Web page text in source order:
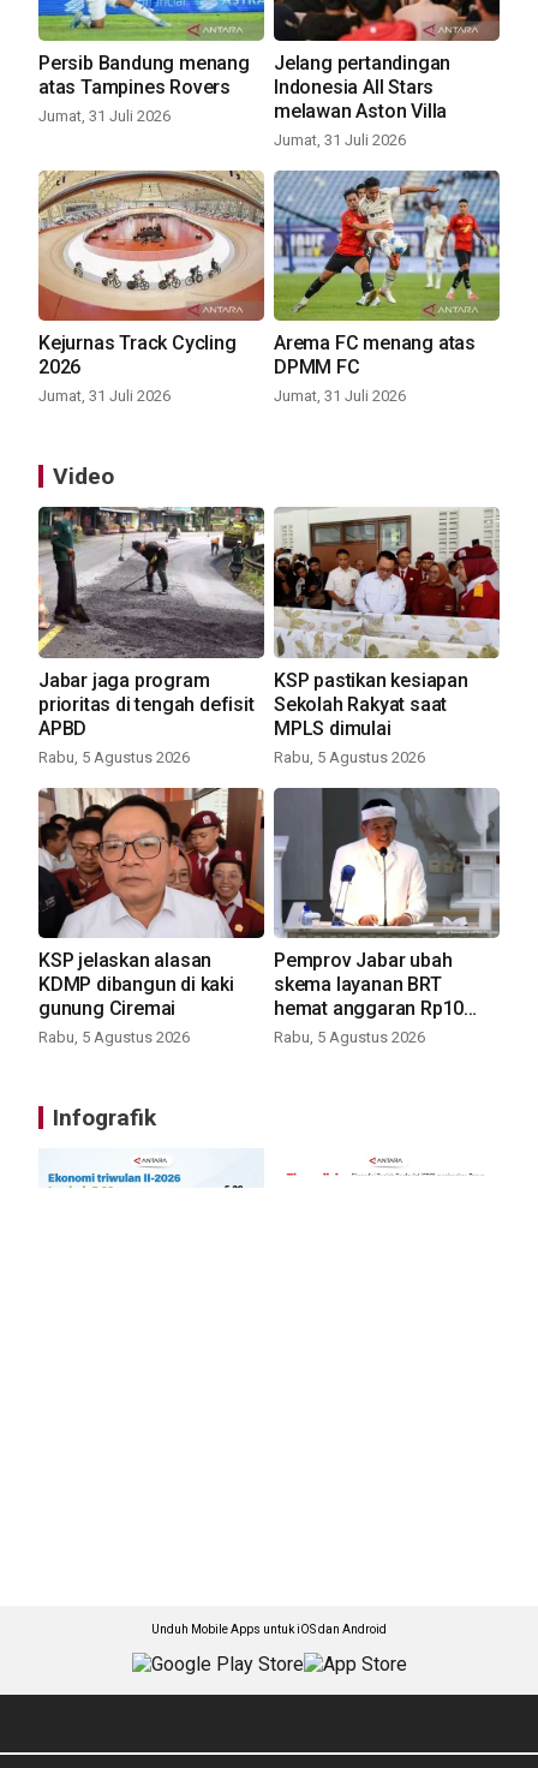
Persib Bandung menang
atas Tampines Rovers
Jumat, 31 Juli 2026
Jelang pertandingan
Indonesia All Stars
melawan Aston Villa
Jumat, 31 Juli 2026
Kejurnas Track Cycling
2026
Jumat, 31 Juli 2026
Arema FC menang atas
DPMM FC
Jumat, 31 Juli 2026
Video
Jabar jaga program
prioritas di tengah defisit
APBD
Rabu, 5 Agustus 2026
KSP pastikan kesiapan
Sekolah Rakyat saat
MPLS dimulai
Rabu, 5 Agustus 2026
KSP jelaskan alasan
KDMP dibangun di kaki
gunung Ciremai
Rabu, 5 Agustus 2026
Pemprov Jabar ubah
skema layanan BRT
hemat anggaran Rp10
miliar
Rabu, 5 Agustus 2026
Infografik
Unduh Mobile Apps untuk iOS dan Android